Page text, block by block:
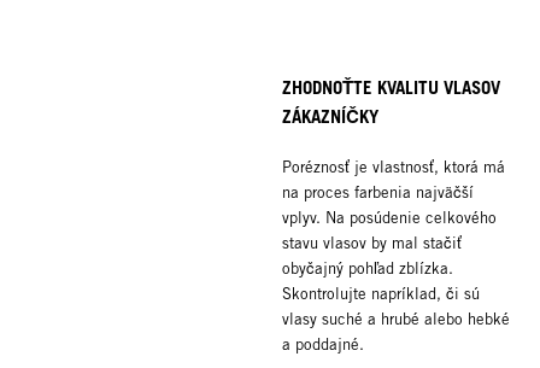
ZHODNOŤTE KVALITU VLASOV
ZÁKAZNÍČKY
Poréznosť je vlastnosť, ktorá má
na proces farbenia najväčší
vplyv. Na posúdenie celkového
stavu vlasov by mal stačiť
obyčajný pohľad zblízka.
Skontrolujte napríklad, či sú
vlasy suché a hrubé alebo hebké
a poddajné.